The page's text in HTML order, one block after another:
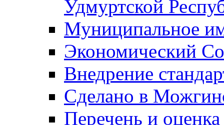
Удмуртской
Муниципальное
Экономический
Внедрение
Сделано в
Перечень и